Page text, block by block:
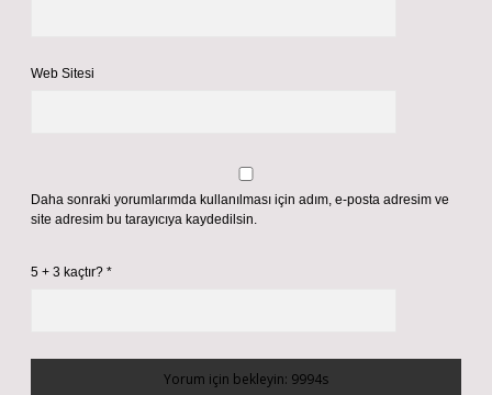
Web Sitesi
Daha sonraki yorumlarımda kullanılması için adım, e-posta adresim ve
site adresim bu tarayıcıya kaydedilsin.
5 + 3 kaçtır? *